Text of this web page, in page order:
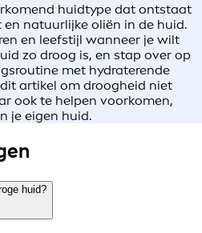
huidtype dat ontstaat
natuurlijke oliën in de huid.
en leefstijl wanneer je wilt
zo droog is, en stap over op
met hydraterende
artikel om droogheid niet
ook te helpen voorkomen,
je eigen huid.
huid?